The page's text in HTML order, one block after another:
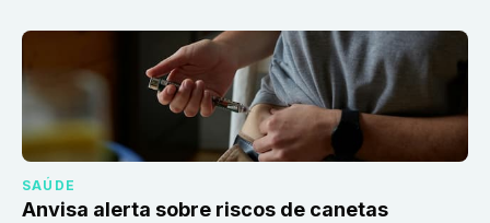
SAÚDE
Anvisa alerta sobre riscos de canetas